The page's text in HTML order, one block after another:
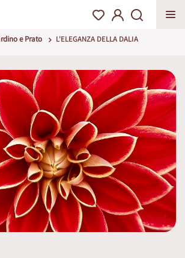
e Prato L'ELEGANZA DELLA DALIA